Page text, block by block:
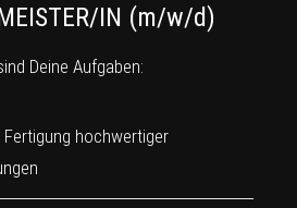
IN (m/w/d)
Deine Aufgaben:
hochwertiger